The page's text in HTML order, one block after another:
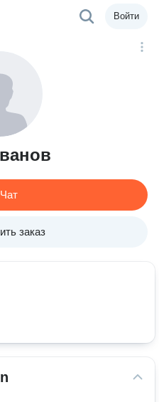
Войти
Чат
заказ